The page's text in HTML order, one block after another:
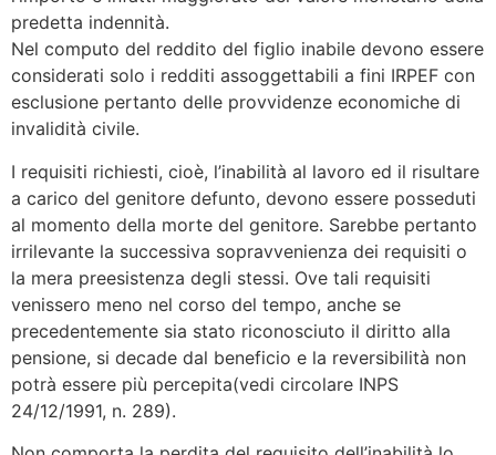
predetta indennità.
Nel computo del reddito del figlio inabile devono essere
considerati solo i redditi assoggettabili a fini IRPEF con
esclusione pertanto delle provvidenze economiche di
invalidità civile.
I requisiti richiesti, cioè, l’inabilità al lavoro ed il risultare
a carico del genitore defunto, devono essere posseduti
al momento della morte del genitore. Sarebbe pertanto
irrilevante la successiva sopravvenienza dei requisiti o
la mera preesistenza degli stessi. Ove tali requisiti
venissero meno nel corso del tempo, anche se
precedentemente sia stato riconosciuto il diritto alla
pensione, si decade dal beneficio e la reversibilità non
potrà essere più percepita(vedi circolare INPS
24/12/1991, n. 289).